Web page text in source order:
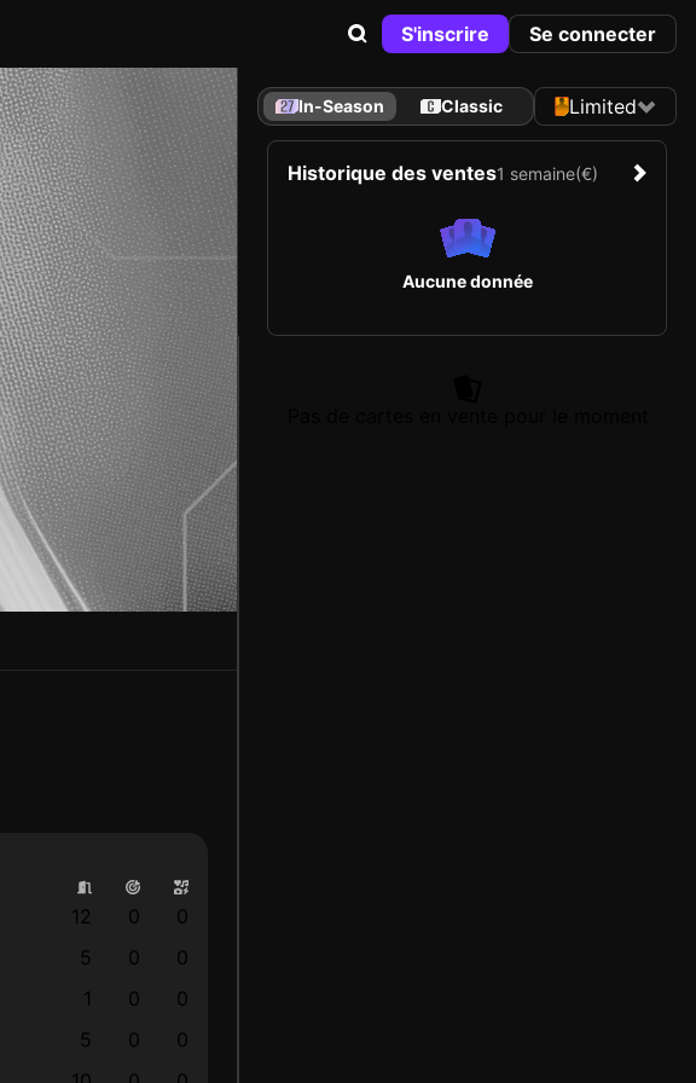
S'inscrire Se connecter
12 0
0
5 0
0
1 0
0
5 0
0
In-Season Classic Limited
Historique des ventes1 semaine(€)
Aucune donnée